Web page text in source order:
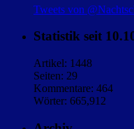
Tweets von
Statistik seit
Artikel: 1448
Seiten: 29
Kommentare: 464
Wörter: 665,912